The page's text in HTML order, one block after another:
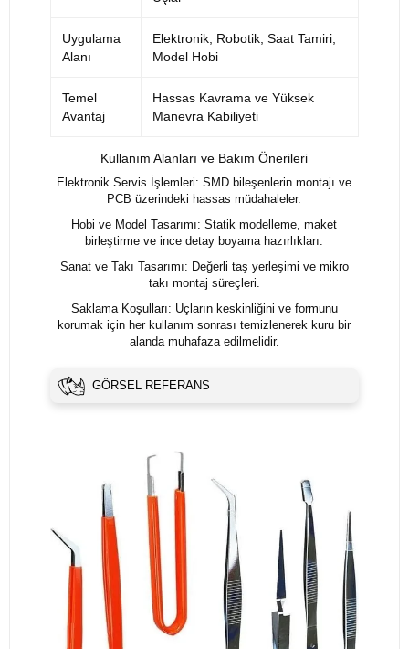
Uygulama
Alanı
Elektronik, Robotik, Saat Tamiri,
Model Hobi
Temel
Avantaj
Hassas Kavrama ve Yüksek
Manevra Kabiliyeti
Kullanım Alanları ve Bakım Önerileri
Elektronik Servis İşlemleri: SMD bileşenlerin montajı ve
PCB üzerindeki hassas müdahaleler.
Hobi ve Model Tasarımı: Statik modelleme, maket
birleştirme ve ince detay boyama hazırlıkları.
Sanat ve Takı Tasarımı: Değerli taş yerleşimi ve mikro
takı montaj süreçleri.
Saklama Koşulları: Uçların keskinliğini ve formunu
korumak için her kullanım sonrası temizlenerek kuru bir
alanda muhafaza edilmelidir.
GÖRSEL REFERANS